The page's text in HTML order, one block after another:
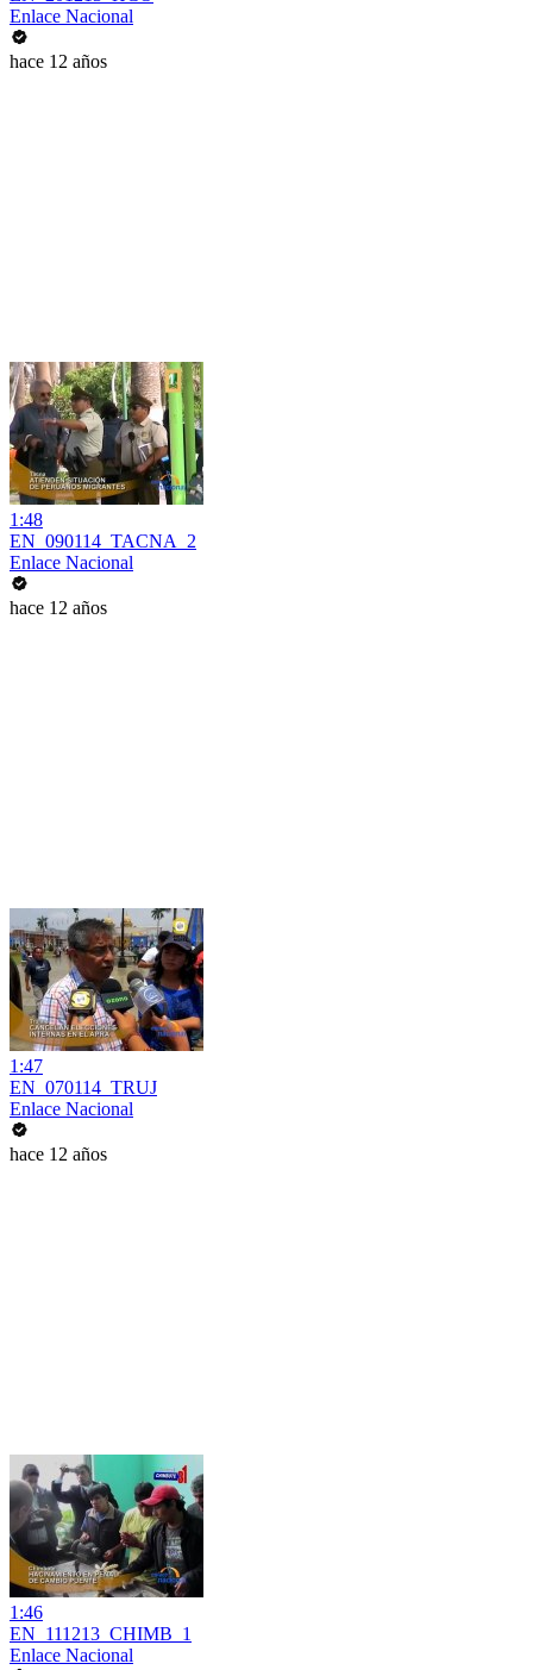
Enlace Nacional
hace 12 años
1:48
EN_090114_TACNA_2
Enlace Nacional
hace 12 años
1:47
EN_070114_TRUJ
Enlace Nacional
hace 12 años
1:46
EN_111213_CHIMB_1
Enlace Nacional